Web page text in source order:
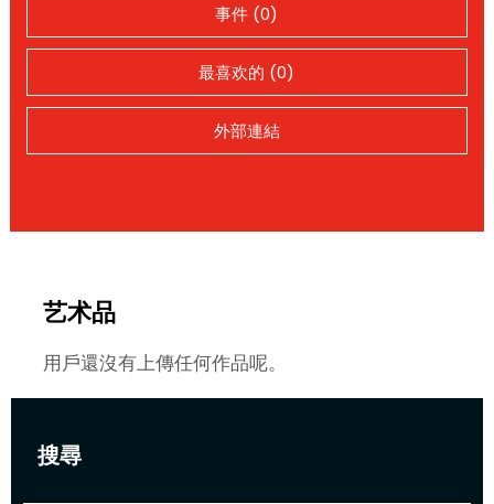
搜尋
事件 (0)
最喜欢的 (0)
外部連結
艺术品
用戶還沒有上傳任何作品呢。